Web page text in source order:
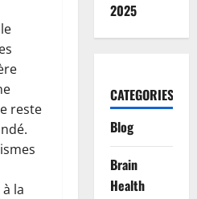
reste
la
2025
CATEGORIES
Blog
Brain
Health